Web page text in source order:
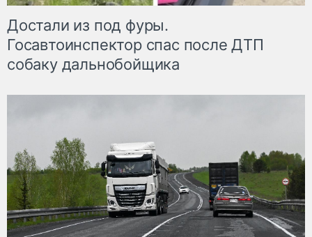
Достали из под фуры.
Госавтоинспектор спас после ДТП
собаку дальнобойщика